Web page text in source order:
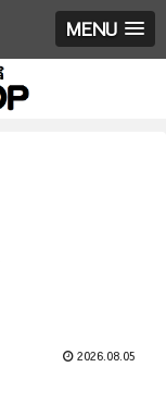
MENU
2026.08.05